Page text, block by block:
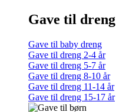
Gave til dreng
Gave til baby dreng
Gave til dreng 2-4 år
Gave til dreng 5-7 år
Gave til dreng 8-10 år
Gave til dreng 11-14 år
Gave til dreng 15-17 år